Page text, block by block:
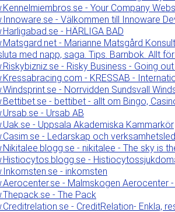
- Your Company
- Välkommen till Innoware
- HÄRLIGA BAD
- Marianne Matsgård
med napp, saga. Tips. Barnbok. Allt
- Risky Business - Going
- KRESSAB -
- Norrvidden Sundsvall
- bettibet - allt om Bingo,
- Ursab AB
- Uppsala Akademiska Kammarkör
- Ledarskap och
- nikitalee - The sky is
-
- inkomsten
- Malmskogen Aerocenter
- The Pack
- CreditRelation- Enkla,